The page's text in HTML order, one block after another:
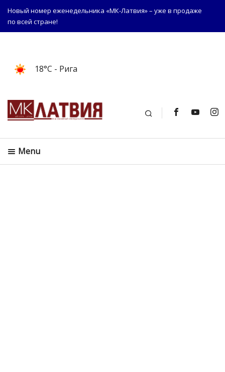
Новый номер еженедельника «МК-Латвия» – уже в продаже
по всей стране!
18°C - Рига
Поиск
Menu